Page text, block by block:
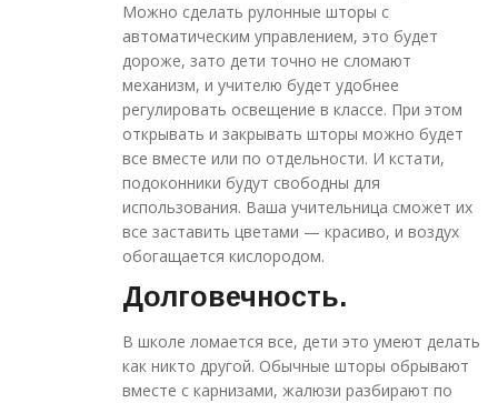
Можно сделать рулонные шторы с
автоматическим управлением, это будет
дороже, зато дети точно не сломают
механизм, и учителю будет удобнее
регулировать освещение в классе. При этом
открывать и закрывать шторы можно будет
все вместе или по отдельности. И кстати,
подоконники будут свободны для
использования. Ваша учительница сможет их
все заставить цветами — красиво, и воздух
обогащается кислородом.
Долговечность.
В школе ломается все, дети это умеют делать
как никто другой. Обычные шторы обрывают
вместе с карнизами, жалюзи разбирают по